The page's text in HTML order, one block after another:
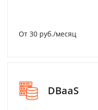
От 30 руб./месяц
DBaaS